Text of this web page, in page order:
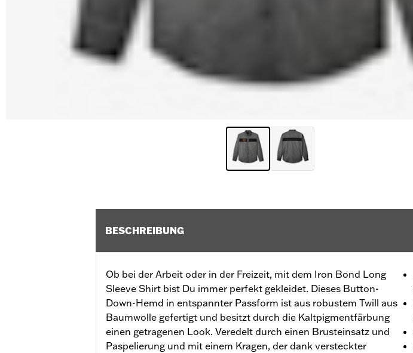
BESCHREIBUNG
Ob bei der Arbeit oder in der Freizeit, mit dem Iron Bond Long
Sleeve Shirt bist Du immer perfekt gekleidet. Dieses Button-
Down-Hemd in entspannter Passform ist aus robustem Twill aus
Baumwolle gefertigt und besitzt durch die Kaltpigmentfärbung
einen getragenen Look. Veredelt durch einen Brusteinsatz und
Paspelierung und mit einem Kragen, der dank versteckter